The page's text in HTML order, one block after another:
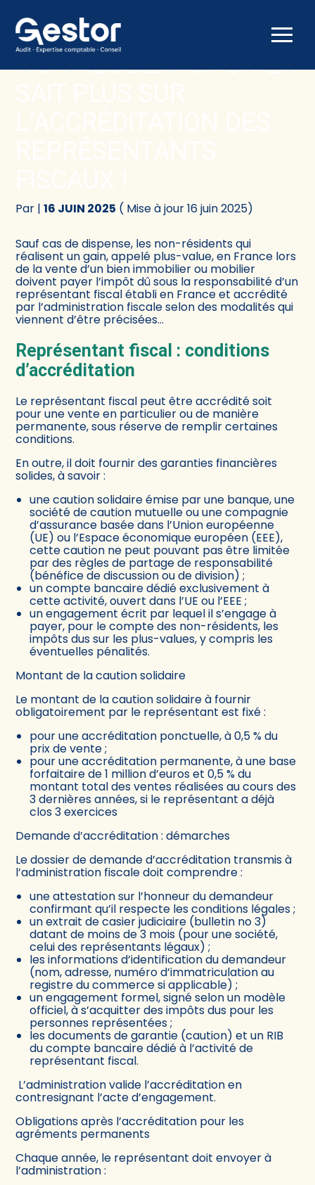
Aller
au
Créer et reprendre une activité
Gérer votre quotidien
Comptabilité
Fiscalité
Conseil
NON-RÉSIDENTS : ON EN
Par |16 JUIN 2025 ( Mise à jour 16 juin 2025)
Sauf cas de dispense, les non-résidents qui
réalisent un gain, appelé plus-value, en France lors
de la vente d’un bien immobilier ou mobilier
doivent payer l’impôt dû sous la responsabilité d’un
représentant fiscal établi en France et accrédité
par l’administration fiscale selon des modalités qui
viennent d’être précisées…
Représentant fiscal : conditions
d’accréditation
Le représentant fiscal peut être accrédité soit
pour une vente en particulier ou de manière
permanente, sous réserve de remplir certaines
conditions.
En outre, il doit fournir des garanties financières
solides, à savoir :
une caution solidaire émise par une banque, une
société de caution mutuelle ou une compagnie
d’assurance basée dans l’Union européenne
(UE) ou l’Espace économique européen (EEE),
cette caution ne peut pouvant pas être limitée
par des règles de partage de responsabilité
(bénéfice de discussion ou de division) ;
un compte bancaire dédié exclusivement à
cette activité, ouvert dans l’UE ou l’EEE ;
un engagement écrit par lequel il s’engage à
payer, pour le compte des non-résidents, les
impôts dus sur les plus-values, y compris les
éventuelles pénalités.
Montant de la caution solidaire
Le montant de la caution solidaire à fournir
obligatoirement par le représentant est fixé :
pour une accréditation ponctuelle, à 0,5 % du
prix de vente ;
pour une accréditation permanente, à une base
forfaitaire de 1 million d’euros et 0,5 % du
montant total des ventes réalisées au cours des
3 dernières années, si le représentant a déjà
clos 3 exercices
Demande d’accréditation : démarches
Le dossier de demande d’accréditation transmis à
l’administration fiscale doit comprendre :
une attestation sur l’honneur du demandeur
confirmant qu’il respecte les conditions légales ;
un extrait de casier judiciaire (bulletin no 3)
datant de moins de 3 mois (pour une société,
celui des représentants légaux) ;
les informations d’identification du demandeur
(nom, adresse, numéro d’immatriculation au
registre du commerce si applicable) ;
un engagement formel, signé selon un modèle
officiel, à s’acquitter des impôts dus pour les
personnes représentées ;
les documents de garantie (caution) et un RIB
du compte bancaire dédié à l’activité de
représentant fiscal.
L’administration valide l’accréditation en
contresignant l’acte d’engagement.
Obligations après l’accréditation pour les
agréments permanents
Chaque année, le représentant doit envoyer à
l’administration :